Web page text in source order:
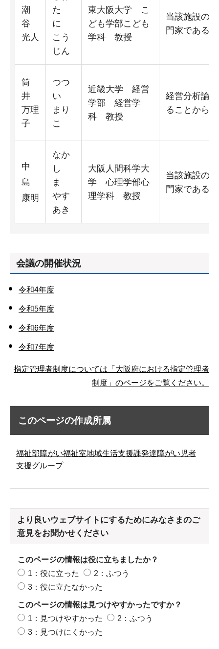
潮
谷
光人
た
に
こう
じん
東大阪大学 こ
ども学部こども
学科 教授
当該施設の
門家である
筒
井
万理
子
つつ
い
まり
こ
近畿大学 経営
学部 経営学
科 教授
経営分析論
ることから
中
島
康明
なか
し
ま
やす
あき
大阪人間科学大
学 心理学部心
理学科 教授
当該施設の
門家である
会議の開催状況
令和4年度
令和5年度
令和6年度
令和7年度
指定管理者制度については「大阪府における指定管理者
制度」のページをご覧ください。
このページの作成所属
福祉部障がい福祉室地域生活支援課発達障がい児者
支援グループ
より良いウェブサイトにするためにみなさまのご
意見をお聞かせください
このページの情報は役に立ちましたか？
1：役に立った
2：ふつう
3：役に立たなかった
このページの情報は見つけやすかったですか？
1：見つけやすかった
2：ふつう
3：見つけにくかった